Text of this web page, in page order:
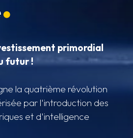
primordial
futur !
la quatrième révolution
par l'introduction des
et d'intelligence